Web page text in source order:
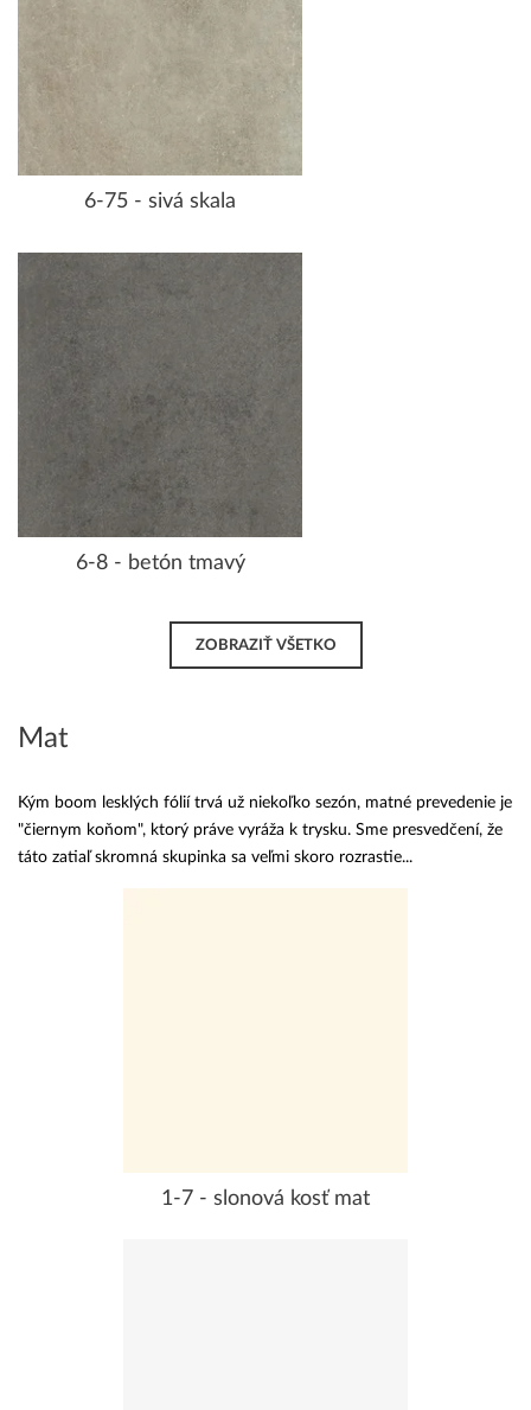
6-75 - sivá skala
6-8 - betón tmavý
ZOBRAZIŤ VŠETKO
Mat
Kým boom lesklých fólií trvá už niekoľko sezón, matné prevedenie je
"čiernym koňom", ktorý práve vyráža k trysku. Sme presvedčení, že
táto zatiaľ skromná skupinka sa veľmi skoro rozrastie...
1-7 - slonová kosť mat